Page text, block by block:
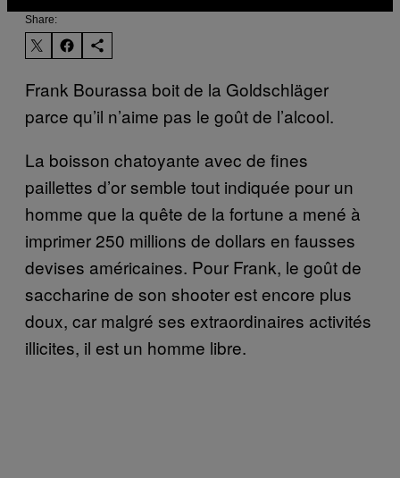
Share:
Frank Bourassa boit de la Goldschläger
parce qu’il n’aime pas le goût de l’alcool.
La boisson chatoyante avec de fines
paillettes d’or semble tout indiquée pour un
homme que la quête de la fortune a mené à
imprimer 250 millions de dollars en fausses
devises américaines. Pour Frank, le goût de
saccharine de son shooter est encore plus
doux, car malgré ses extraordinaires activités
illicites, il est un homme libre.